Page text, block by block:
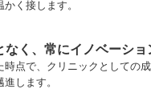
く接します。
く、常にイノベーショ
時点で、クリニックとしての
します。